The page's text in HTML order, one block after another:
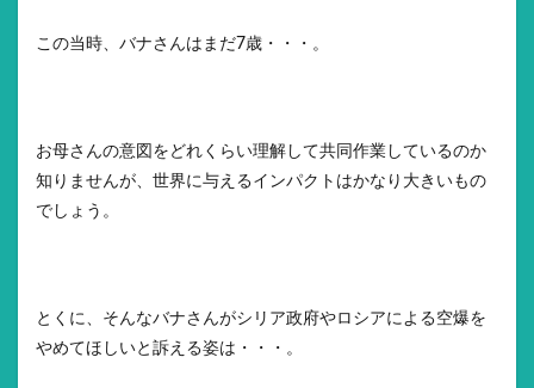
この当時、バナさんはまだ7歳・・・。
お母さんの意図をどれくらい理解して共同作業しているのか
知りませんが、世界に与えるインパクトはかなり大きいもの
でしょう。
とくに、そんなバナさんがシリア政府やロシアによる空爆を
やめてほしいと訴える姿は・・・。